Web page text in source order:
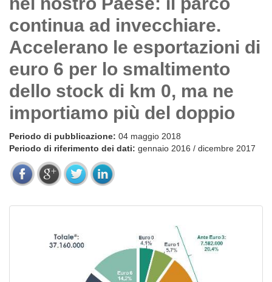
continua ad invecchiare.
Accelerano le esportazioni di
euro 6 per lo smaltimento
dello stock di km 0, ma ne
importiamo più del doppio
Periodo di pubblicazione: 04 maggio 2018
Periodo di riferimento dei dati: gennaio 2016 / dicembre 2017